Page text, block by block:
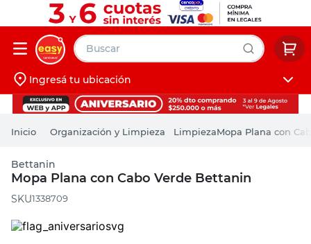
Buscar
Iniciá sesión
Ingresá tu ubicación
Organización y Limpieza LimpiezaMopa Plana con
Bettanin
Mopa Plana con Cabo Verde Bettanin
:1338709
muebles
pintura
escritorio
puertas